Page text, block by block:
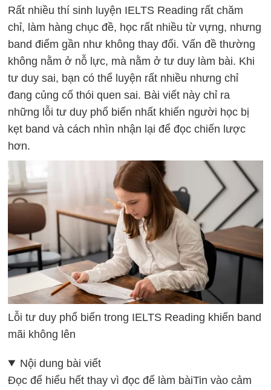
Rất nhiều thí sinh luyện IELTS Reading rất chăm
chỉ, làm hàng chục đề, học rất nhiều từ vựng, nhưng
band điểm gần như không thay đổi. Vấn đề thường
không nằm ở nỗ lực, mà nằm ở tư duy làm bài. Khi
tư duy sai, bạn có thể luyện rất nhiều nhưng chỉ
đang củng cố thói quen sai. Bài viết này chỉ ra
những lỗi tư duy phổ biến nhất khiến người học bị
kẹt band và cách nhìn nhận lại để đọc chiến lược
hơn.
Lỗi tư duy phổ biến trong IELTS Reading khiến band
mãi không lên
Nội dung bài viết
Đọc để hiểu hết thay vì đọc để làm bàiTin vào cảm